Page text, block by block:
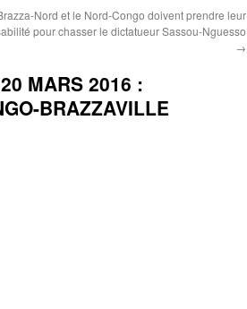
Nord et le Nord-Congo doivent prendre leur
pour chasser le dictatueur Sassou-Nguesso
→
MARS 2016 :
BRAZZAVILLE